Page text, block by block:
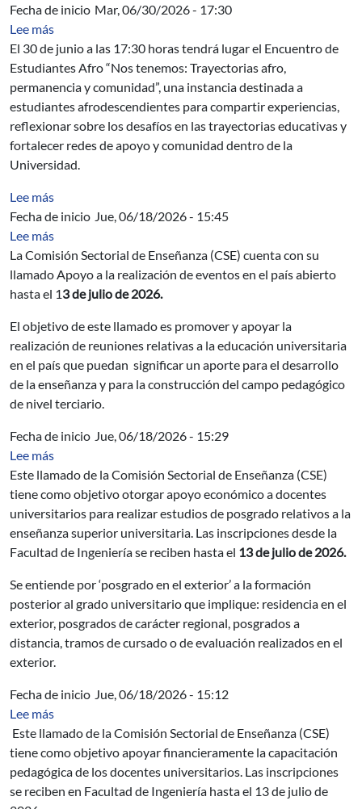
Fecha de inicio Mar, 06/30/2026 - 17:30
Lee mássobre Encuentro de Estudiantes Afro - Nos tenemos:
El 30 de junio a las 17:30 horas tendrá lugar el Encuentro de
Estudiantes Afro “Nos tenemos: Trayectorias afro,
permanencia y comunidad”, una instancia destinada a
estudiantes afrodescendientes para compartir experiencias,
reflexionar sobre los desafíos en las trayectorias educativas y
fortalecer redes de apoyo y comunidad dentro de la
Universidad.
Lee mássobre Mecánica de la Fractura
Fecha de inicio Jue, 06/18/2026 - 15:45
Lee mássobre CSE: Apoyo a la realización de eventos en el país
La Comisión Sectorial de Enseñanza (CSE) cuenta con su
llamado Apoyo a la realización de eventos en el país abierto
hasta el 13 de julio de 2026.
El objetivo de este llamado es promover y apoyar la
realización de reuniones relativas a la educación universitaria
en el país que puedan significar un aporte para el desarrollo
de la enseñanza y para la construcción del campo pedagógico
de nivel terciario.
Fecha de inicio Jue, 06/18/2026 - 15:29
Lee mássobre CSE: Apoyo a la formación en posgrados en el
Este llamado de la Comisión Sectorial de Enseñanza (CSE)
tiene como objetivo otorgar apoyo económico a docentes
universitarios para realizar estudios de posgrado relativos a la
enseñanza superior universitaria. Las inscripciones desde la
Facultad de Ingeniería se reciben hasta el 13 de julio de 2026.
Se entiende por ‘posgrado en el exterior’ a la formación
posterior al grado universitario que implique: residencia en el
exterior, posgrados de carácter regional, posgrados a
distancia, tramos de cursado o de evaluación realizados en el
exterior.
Fecha de inicio Jue, 06/18/2026 - 15:12
Lee mássobre CSE: Apoyo a actividades de perfeccionamiento
Este llamado de la Comisión Sectorial de Enseñanza (CSE)
tiene como objetivo apoyar financieramente la capacitación
pedagógica de los docentes universitarios. Las inscripciones
se reciben en Facultad de Ingeniería hasta el 13 de julio de